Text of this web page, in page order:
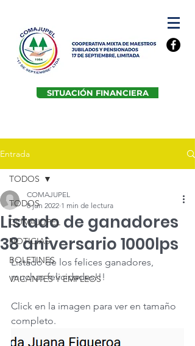
SITUACIÓN FINANCIERA
Entrada
TODOS
COMAJUPEL
NOTICIAS
BOLETINES
VACANTES Y EMPLEOS
TODOS
Listado de ganadores
38 aniversario 1000lps
COMAJUPEL
8 jun 2022 1 min de lectura
Listado de los felices ganadores,
muchas felicidades!!!
Click en la imagen para ver en tamaño
completo.